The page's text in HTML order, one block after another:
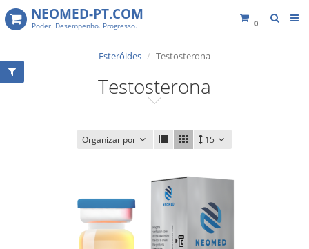
0
NEOMED-PT.COM
Poder. Desempenho. Progresso.
Esteróides Testosterona
Testosterona
Organizar por 15